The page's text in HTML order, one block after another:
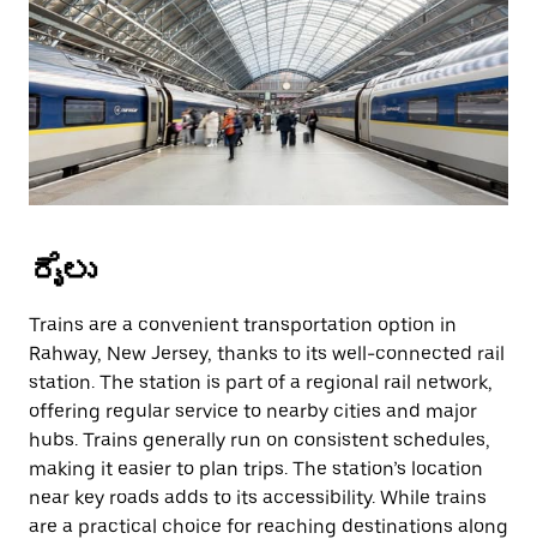
ರೈಲು
Trains are a convenient transportation option in
Rahway, New Jersey, thanks to its well-connected rail
station. The station is part of a regional rail network,
offering regular service to nearby cities and major
hubs. Trains generally run on consistent schedules,
making it easier to plan trips. The station’s location
near key roads adds to its accessibility. While trains
are a practical choice for reaching destinations along